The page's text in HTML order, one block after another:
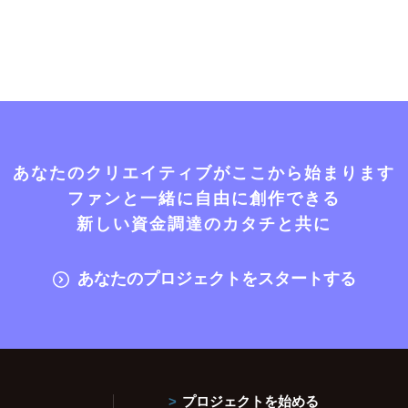
あなたのクリエイティブがここから始まります
ファンと一緒に自由に創作できる
新しい資金調達のカタチと共に
あなたのプロジェクトをスタートする
プロジェクトを始める